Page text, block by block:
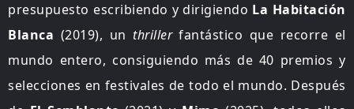
presupuesto escribiendo y dirigiendo La Habitación
Blanca (2019), un thrillerfantástico que recorre el
mundo entero, consiguiendo más de 40 premios y
selecciones en festivales de todo el mundo. Después